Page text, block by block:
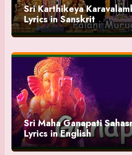
Sri Karthikeya
Lyrics in Sanskrit
Sri Maha Ganapati
Lyrics in English